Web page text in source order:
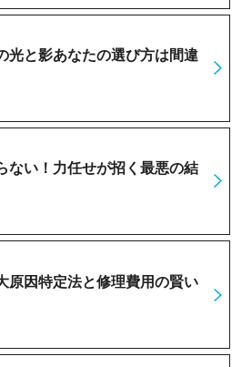
光と影あなたの選び方は間違
ない！力任せが招く最悪の結
原因特定法と修理費用の賢い